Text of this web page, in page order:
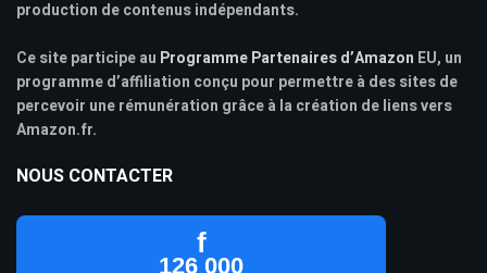
production de contenus indépendants.
Ce site participe au Programme Partenaires d’Amazon EU, un
programme d’affiliation conçu pour permettre à des sites de
percevoir une rémunération grâce à la création de liens vers
Amazon.fr.
NOUS CONTACTER
f
126 000